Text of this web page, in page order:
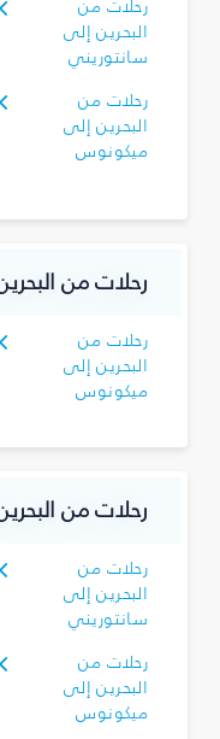
رحلات من
البحرين إلى
سانتوريني
رحلات من
البحرين إلى
ميكونوس
رحلات من
رحلات من
البحرين إلى
ميكونوس
رحلات من
رحلات من
البحرين إلى
سانتوريني
رحلات من
البحرين إلى
ميكونوس